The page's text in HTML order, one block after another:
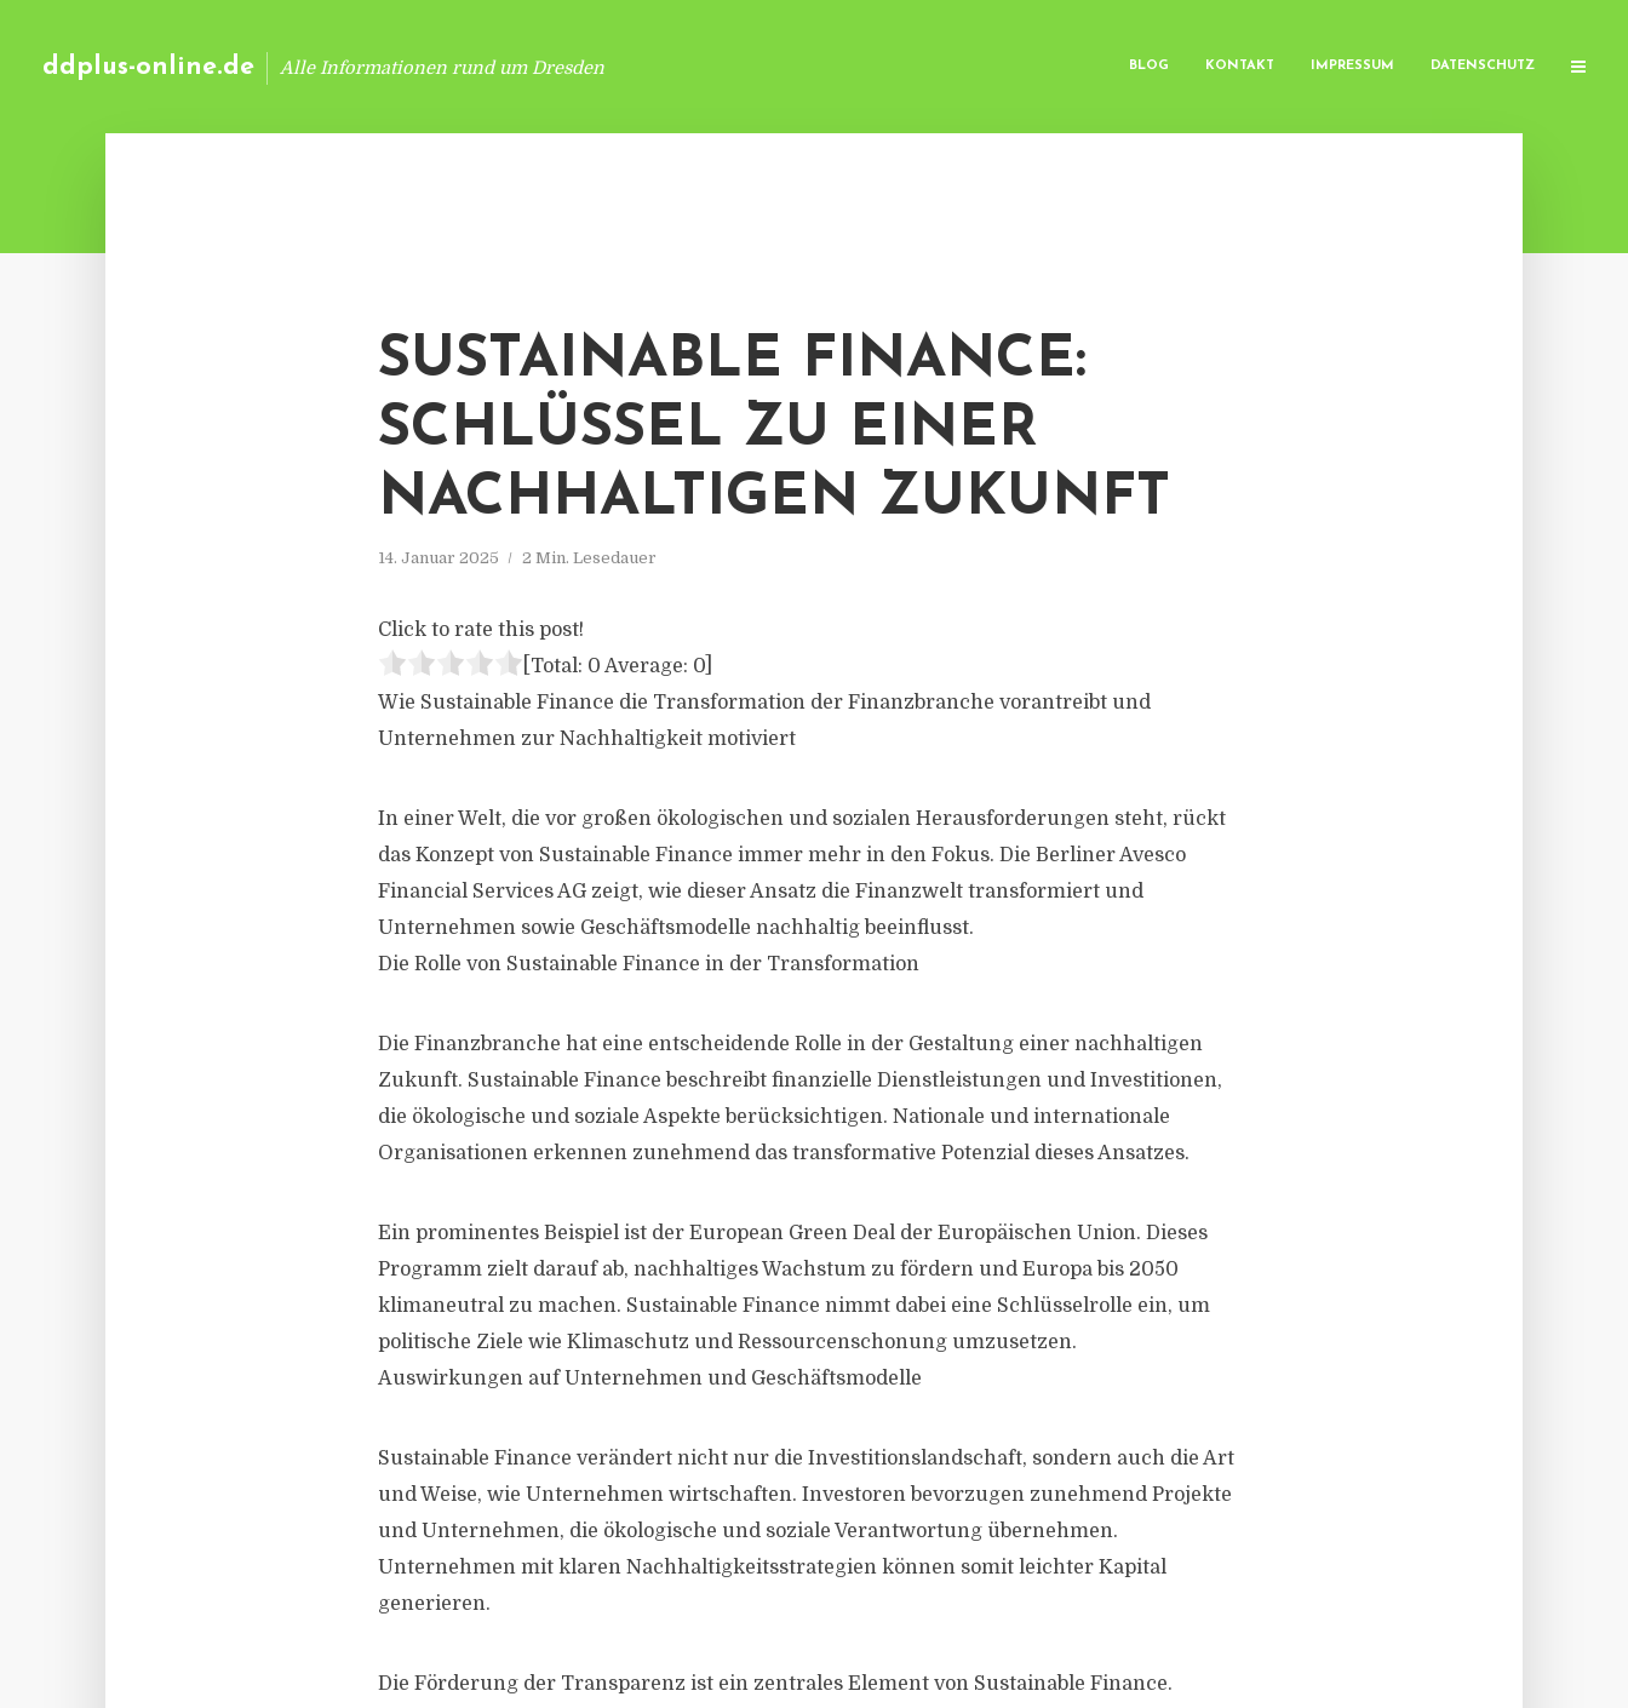
ddplus-online.de Alle Informationen rund um Dresden BLOG KONTAKT IMPRESSUM DATENSCHUTZ
SUSTAINABLE FINANCE:
SCHLÜSSEL ZU EINER
NACHHALTIGEN ZUKUNFT
14. Januar 2025 2 Min. Lesedauer
Click to rate this post!
[Total: 0 Average: 0
Wie Sustainable Finance die Transformation der Finanzbranche vorantreibt und
Unternehmen zur Nachhaltigkeit motiviert
In einer Welt, die vor großen ökologischen und sozialen Herausforderungen steht, rückt
das Konzept von Sustainable Finance immer mehr in den Fokus. Die Berliner Avesco
Financial Services AG zeigt, wie dieser Ansatz die Finanzwelt transformiert und
Unternehmen sowie Geschäftsmodelle nachhaltig beeinflusst.
Die Rolle von Sustainable Finance in der Transformation
Die Finanzbranche hat eine entscheidende Rolle in der Gestaltung einer nachhaltigen
Zukunft. Sustainable Finance beschreibt finanzielle Dienstleistungen und Investitionen,
die ökologische und soziale Aspekte berücksichtigen. Nationale und internationale
Organisationen erkennen zunehmend das transformative Potenzial dieses Ansatzes.
Ein prominentes Beispiel ist der European Green Deal der Europäischen Union. Dieses
Programm zielt darauf ab, nachhaltiges Wachstum zu fördern und Europa bis 2050
klimaneutral zu machen. Sustainable Finance nimmt dabei eine Schlüsselrolle ein, um
politische Ziele wie Klimaschutz und Ressourcenschonung umzusetzen.
Auswirkungen auf Unternehmen und Geschäftsmodelle
Sustainable Finance verändert nicht nur die Investitionslandschaft, sondern auch die Art
und Weise, wie Unternehmen wirtschaften. Investoren bevorzugen zunehmend Projekte
und Unternehmen, die ökologische und soziale Verantwortung übernehmen.
Unternehmen mit klaren Nachhaltigkeitsstrategien können somit leichter Kapital
generieren.
Die Förderung der Transparenz ist ein zentrales Element von Sustainable Finance.